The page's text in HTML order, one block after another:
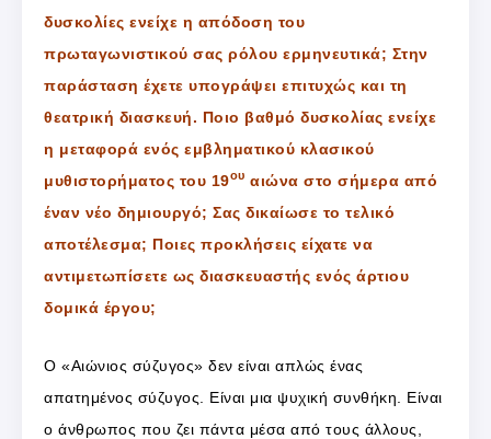
δυσκολίες ενείχε η απόδοση του
πρωταγωνιστικού σας ρόλου ερμηνευτικά; Στην
παράσταση έχετε υπογράψει επιτυχώς και τη
θεατρική διασκευή. Ποιο βαθμό δυσκολίας ενείχε
η μεταφορά ενός εμβληματικού κλασικού
μυθιστορήματος του 19ου αιώνα στο σήμερα από
έναν νέο δημιουργό; Σας δικαίωσε το τελικό
αποτέλεσμα; Ποιες προκλήσεις είχατε να
αντιμετωπίσετε ως διασκευαστής ενός άρτιου
δομικά έργου;
Ο «Αιώνιος σύζυγος» δεν είναι απλώς ένας
απατημένος σύζυγος. Είναι μια ψυχική συνθήκη. Είναι
ο άνθρωπος που ζει πάντα μέσα από τους άλλους,